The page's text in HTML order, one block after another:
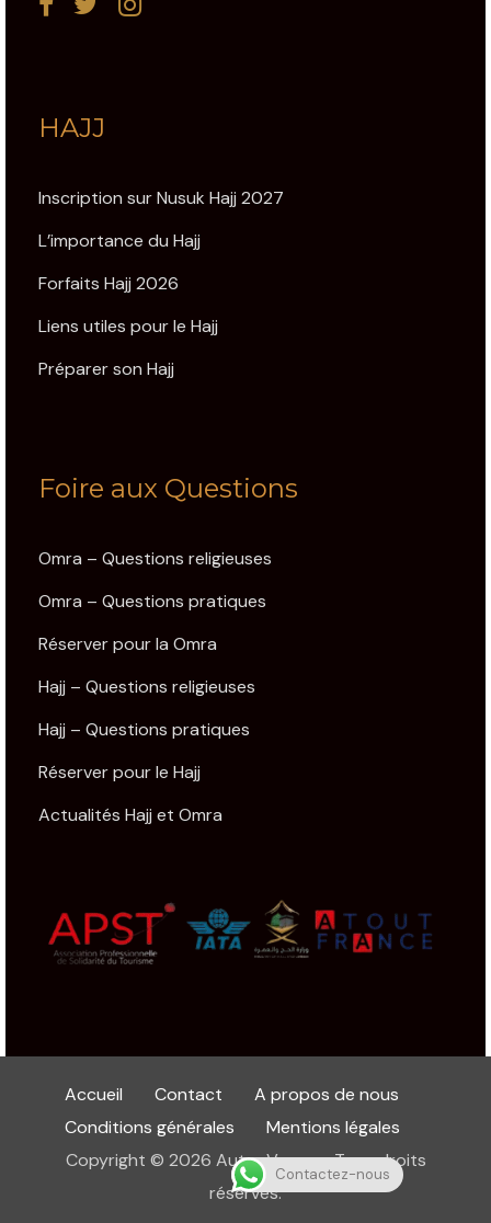
HAJJ
Inscription sur Nusuk Hajj 2027
L’importance du Hajj
Forfaits Hajj 2026
Liens utiles pour le Hajj
Préparer son Hajj
Foire aux Questions
Omra – Questions religieuses
Omra – Questions pratiques
Réserver pour la Omra
Hajj – Questions religieuses
Hajj – Questions pratiques
Réserver pour le Hajj
Actualités Hajj et Omra
Accueil Contact
A propos de nous
Conditions générales
Mentions légales
Copyright © 2026 Autre Voyage. Tous droits
réservés.
Contactez-nous